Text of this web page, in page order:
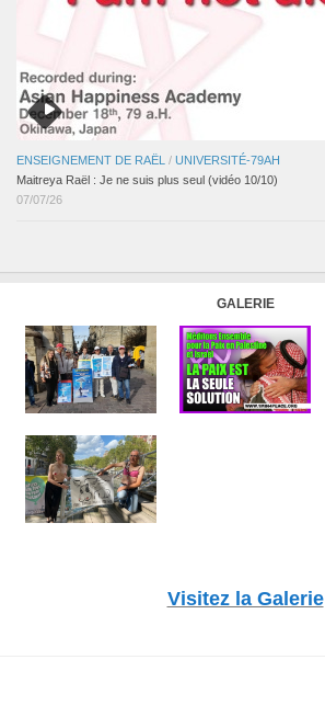
ENSEIGNEMENT DE RAËL / UNIVERSITÉ-79AH
Maitreya Raël : Je ne suis plus seul (vidéo 10/10)
07/07/26
GALERIE
Visitez la Galerie